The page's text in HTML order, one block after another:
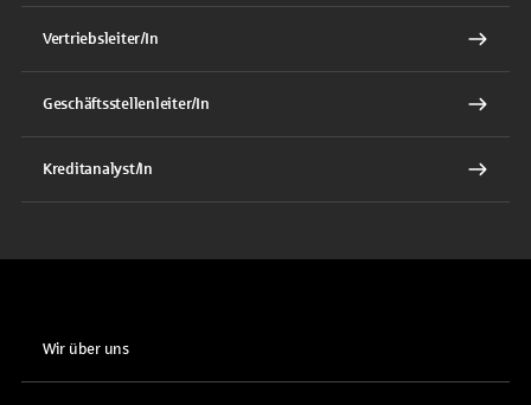
Vertriebsleiter/In
Geschäftsstellenleiter/In
Kreditanalyst/In
Wir über uns